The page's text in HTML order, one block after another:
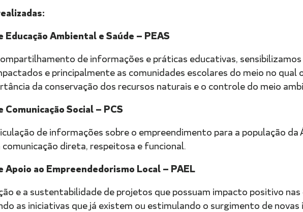
Educação Ambiental e Saúde — PEAS
de informações e práticas educativas,
e principalmente as comunidades escolares do meio no
da conservação dos recursos naturais e o controle do meio
Comunicação Social — PCS
de informações sobre o empreendimento para a população
direta, respeitosa e funcional.
Apoio ao Empreendedorismo Local — PAEL
e a sustentabilidade de projetos que possuam impacto positivo
as iniciativas que já existem ou estimulando o surgimento de